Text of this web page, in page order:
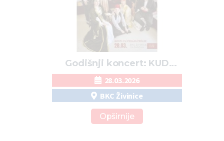
Godišnji koncert: KUD
“Modrački mornari” Šerići
28.03.2026
BKC Živinice
Opširnije